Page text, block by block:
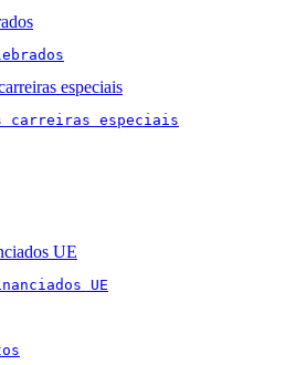
especiais
carreiras especiais
UE
UE